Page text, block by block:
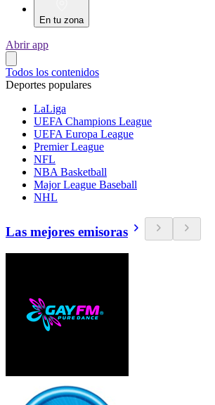
En tu zona
Abrir app
Todos los contenidos
Deportes populares
LaLiga
UEFA Champions League
UEFA Europa League
Premier League
NFL
NBA Basketball
Major League Baseball
NHL
Las mejores emisoras